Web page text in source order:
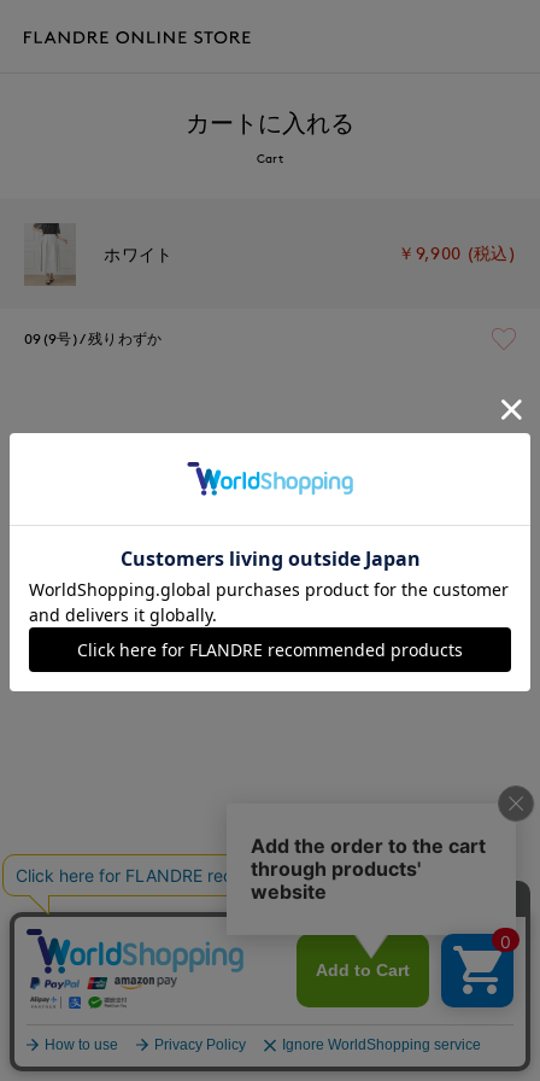
カートに入れる
Cart
ホワイト ￥9,900 (税込)
09(9号) 残りわずか